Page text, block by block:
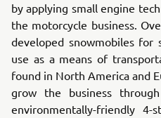
by applying small engine
the motorcycle business.
developed snowmobiles for
use as a means of
found in North America and
grow the business
environmentally-friendly 4-